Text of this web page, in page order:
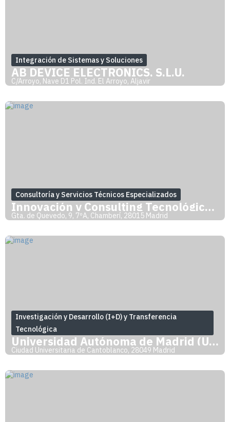
Integración de Sistemas y Soluciones
AB DEVICE ELECTRONICS, S.L.U.
C/Arroyo, Nave D1 Pol. Ind. El Arroyo, Aljavir
Consultoría y Servicios Técnicos Especializados
Innovación y Consulting Tecnológico de M
Gta. de Quevedo, 9, 7ºA, Chamberí, 28015 Madrid
Investigación y Desarrollo (I+D) y Transferencia
Tecnológica
Universidad Autónoma de Madrid (UAM)
Ciudad Universitaria de Cantoblanco, 28049 Madrid